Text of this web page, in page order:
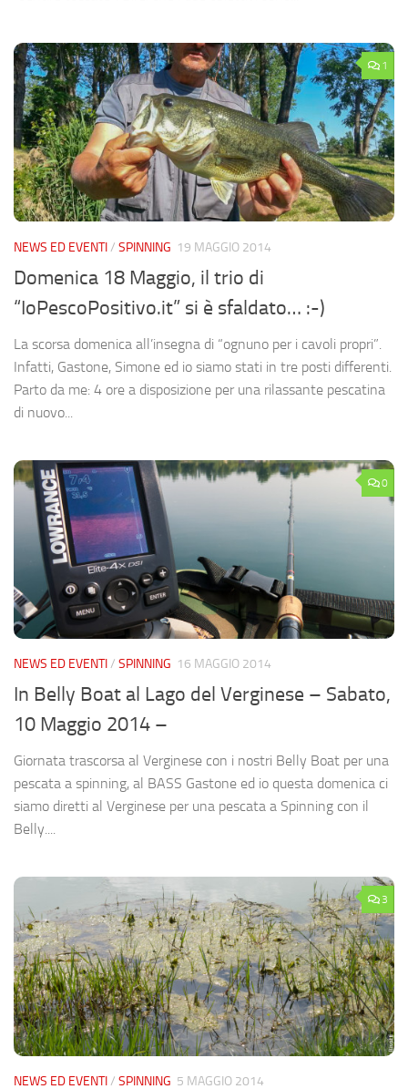
1
NEWS ED EVENTI/ SPINNING 19 MAGGIO 2014
Domenica 18 Maggio, il trio di
“IoPescoPositivo.it” si è sfaldato… :-)
La scorsa domenica all’insegna di “ognuno per i cavoli propri”.
Infatti, Gastone, Simone ed io siamo stati in tre posti differenti.
Parto da me: 4 ore a disposizione per una rilassante pescatina
di nuovo...
0
NEWS ED EVENTI/ SPINNING 16 MAGGIO 2014
In Belly Boat al Lago del Verginese – Sabato,
10 Maggio 2014 –
Giornata trascorsa al Verginese con i nostri Belly Boat per una
pescata a spinning, al BASS Gastone ed io questa domenica ci
siamo diretti al Verginese per una pescata a Spinning con il
Belly....
3
NEWS ED EVENTI/ SPINNING 5 MAGGIO 2014